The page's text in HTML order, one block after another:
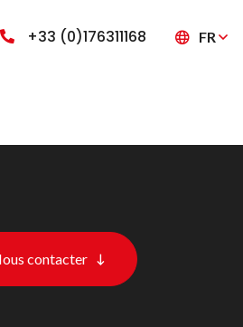
+33 (0)176311168 FR
contacter